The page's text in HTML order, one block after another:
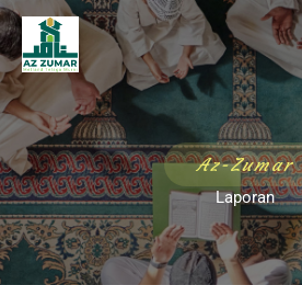
Skip
to
content
Az-Zumar
Laporan